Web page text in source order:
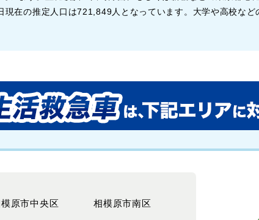
現在の推定人口は721,849人となっています。大学や高校な
原市中央区 相模原市南区